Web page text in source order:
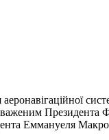
Президента
Еммануеля